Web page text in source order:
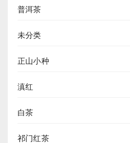
普洱茶
未分类
正山小种
滇红
白茶
祁门红茶